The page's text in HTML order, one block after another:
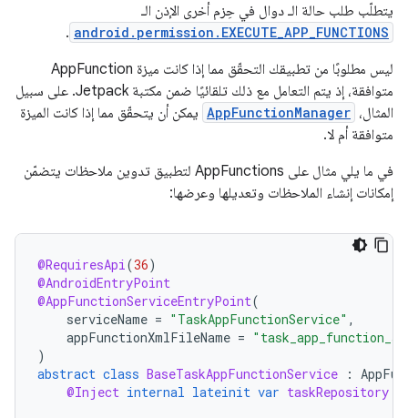
يتطلّب طلب حالة الـ دوال في حِزم أخرى الإذن الـ
android.permission.EXECUTE_APP_FUNCTIONS
.
ليس مطلوبًا من تطبيقك التحقّق مما إذا كانت ميزة AppFunction
متوافقة، إذ يتم التعامل مع ذلك تلقائيًا ضمن مكتبة Jetpack. على سبيل
المثال، AppFunctionManager يمكن أن يتحقّق مما إذا كانت الميزة
متوافقة أم لا.
في ما يلي مثال على AppFunctions لتطبيق تدوين ملاحظات يتضمّن
إمكانات إنشاء الملاحظات وتعديلها وعرضها:
@RequiresApi(36)
@AndroidEntryPoint
@AppFunctionServiceEntryPoint(
serviceName = "TaskAppFunctionService" ,
appFunctionXmlFileName =
)
abstract class BaseTaskAppFunctionService :
@Inject internal lateinit var taskRepository